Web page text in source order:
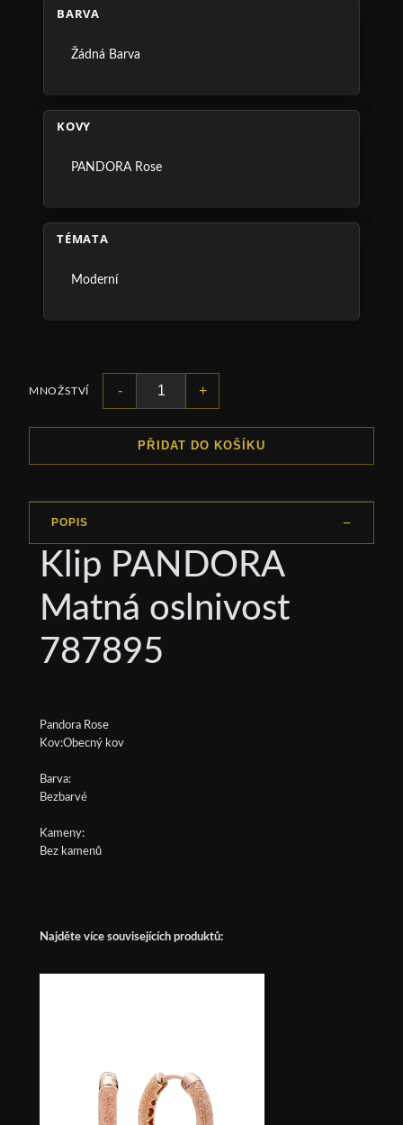
BARVA
Žádná Barva
KOVY
PANDORA Rose
TÉMATA
Moderní
MNOŽSTVÍ - +
PŘIDAT DO KOŠÍKU
POPIS
Klip PANDORA
Matná oslnivost
787895
Pandora Rose
Kov:Obecný kov
Barva:
Bezbarvé
Kameny:
Bez kamenů
Najděte více souvisejících produktů: